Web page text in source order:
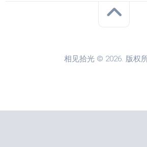
相见拾光 © 2026. 版权所